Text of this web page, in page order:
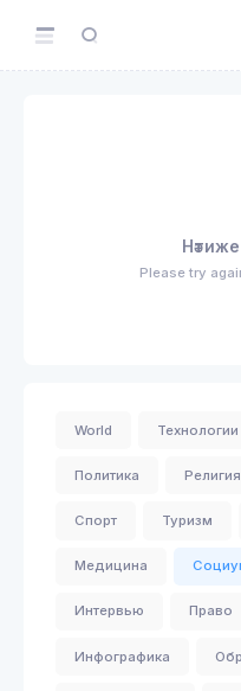
Please try
World Технологии
Политика Религия
Спорт Туризм
Медицина
Интервью Право
Инфографика